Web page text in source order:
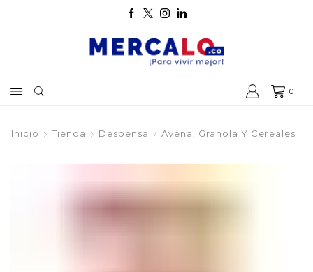
0
Inicio Tienda Despensa Avena, Granola Y Cereales